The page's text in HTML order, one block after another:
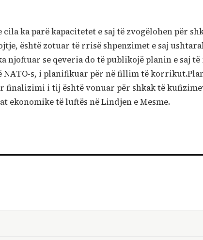
ka parë kapacitetet e saj të zvogëlohen për
është zotuar të rrisë shpenzimet e saj
se qeveria do të publikojë planin e saj të
NATO-s, i planifikuar për në fillim të
finalizimi i tij është vonuar për shkak të
ekonomike të luftës në Lindjen e Mesme.